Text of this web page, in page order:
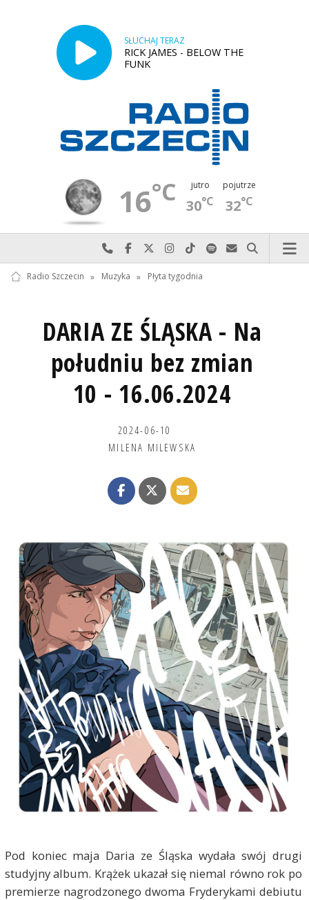
SŁUCHAJ TERAZ
RICK JAMES - BELOW THE
FUNK
16°C jutro
30°C
pojutrze
32°C
Najlepiej po prostu do nas zadzwoń
Odwiedź nas na Facebook-u
Odwiedź nas na X
Odwiedź nas na Instagram-ie
Odwiedź nas na TikTok-u
Szukaj nas na Spotify
Wyślij do nas
Szukaj
Radio Szczecin » Muzyka » Płyta tygodnia
DARIA ZE ŚLĄSKA - Na
południu bez zmian
10 - 16.06.2024
2024-06-10
MILENA MILEWSKA
Pod koniec maja Daria ze Śląska wydała swój drugi
studyjny album. Krążek ukazał się niemal równo rok po
premierze nagrodzonego dwoma Fryderykami debiutu